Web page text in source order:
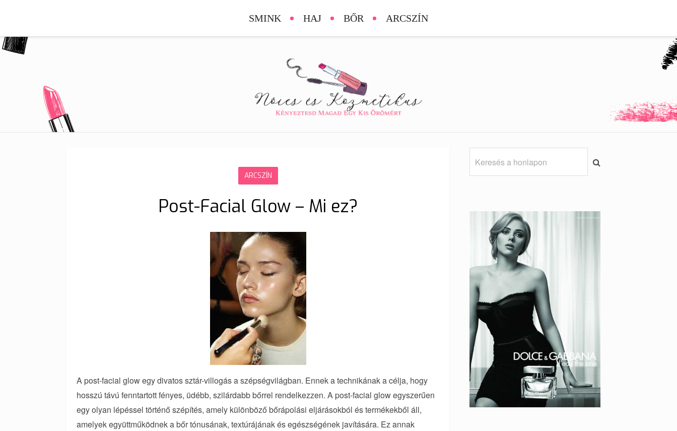
SMINK HAJ BŐR ARCSZÍN
ARCSZÍN
Post-Facial Glow – Mi ez?
A post-facial glow egy divatos sztár-villogás a szépségvilágban. Ennek a technikának a célja, hogy
hosszú távú fenntartott fényes, üdébb, szilárdabb bőrrel rendelkezzen. A post-facial glow egyszerűen
egy olyan lépéssel történő szépítés, amely különböző bőrápolási eljárásokból és termékekből áll,
amelyek együttműködnek a bőr tónusának, textúrájának és egészségének javítására. Ez annak